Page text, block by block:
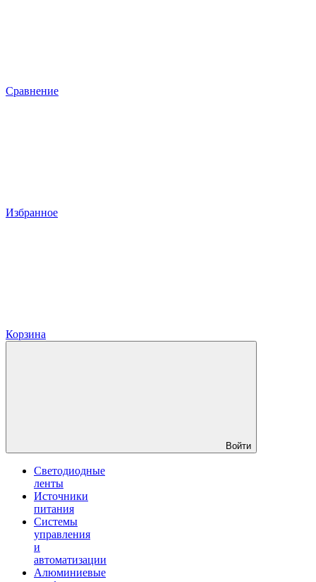
Сравнение
Избранное
Корзина
Войти
Светодиодные
ленты
Источники
питания
Системы
управления
и
автоматизации
Алюминиевые